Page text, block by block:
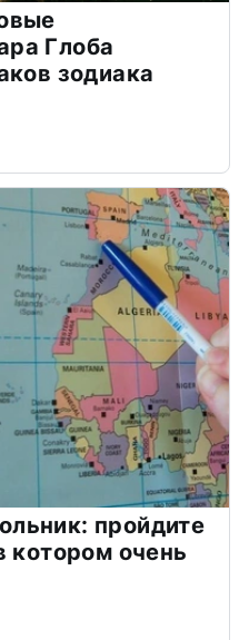
Глоба
зодиака
пройдите
котором очень